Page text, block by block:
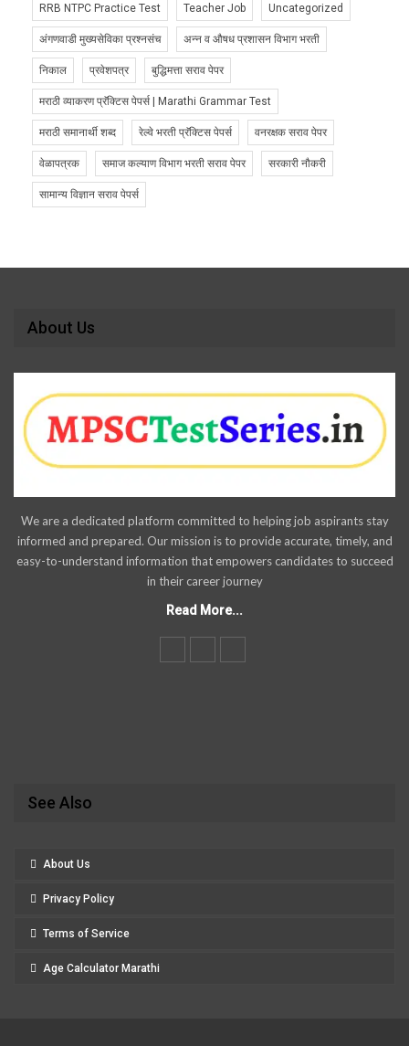
RRB NTPC Practice Test Teacher Job Uncategorized
अंगणवाडी मुख्यसेविका प्रश्नसंच अन्न व औषध प्रशासन विभाग भरती
निकाल प्रवेशपत्र बुद्धिमत्ता सराव पेपर
मराठी व्याकरण प्रॅक्टिस पेपर्स | Marathi Grammar Test
मराठी समानार्थी शब्द रेल्वे भरती प्रॅक्टिस पेपर्स वनरक्षक सराव पेपर
वेळापत्रक समाज कल्याण विभाग भरती सराव पेपर सरकारी नौकरी
सामान्य विज्ञान सराव पेपर्स
About Us
We are a dedicated platform committed to helping job aspirants stay
informed and prepared. Our mission is to provide accurate, timely, and
easy-to-understand information that empowers candidates to succeed
in their career journey
Read More...
See Also
About Us
Privacy Policy
Terms of Service
Age Calculator Marathi